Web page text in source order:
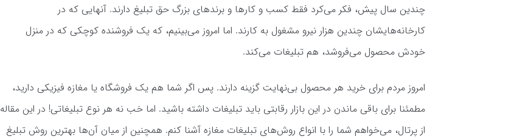
چندین سال پیش، فکر می‌کرد فقط کسب و کارها و برندهای بزرگ حق تبلیغ دارند. آنهایی که در
کارخانه‌هایشان چندین هزار نیرو مشغول به کارند. اما امروز می‌بینیم، که یک فروشنده کوچکی که در منزل
خودش محصول می‌فروشد، هم تبلیغات می‌کند.
امروز مردم برای خرید هر محصول بی‌نهایت گزینه دارند. پس اگر شما هم یک فروشگاه یا مغازه فیزیکی دارید،
مطمئنا برای باقی ماندن در این بازار رقابتی باید تبلیغات داشته باشید. اما خب نه هر نوع تبلیغاتی! در این مقاله
از پرتال، می‌خواهم شما را با انواع روش‌های تبلیغات مغازه آشنا کنم. همچنین از میان آن‌ها بهترین روش تبلیغ